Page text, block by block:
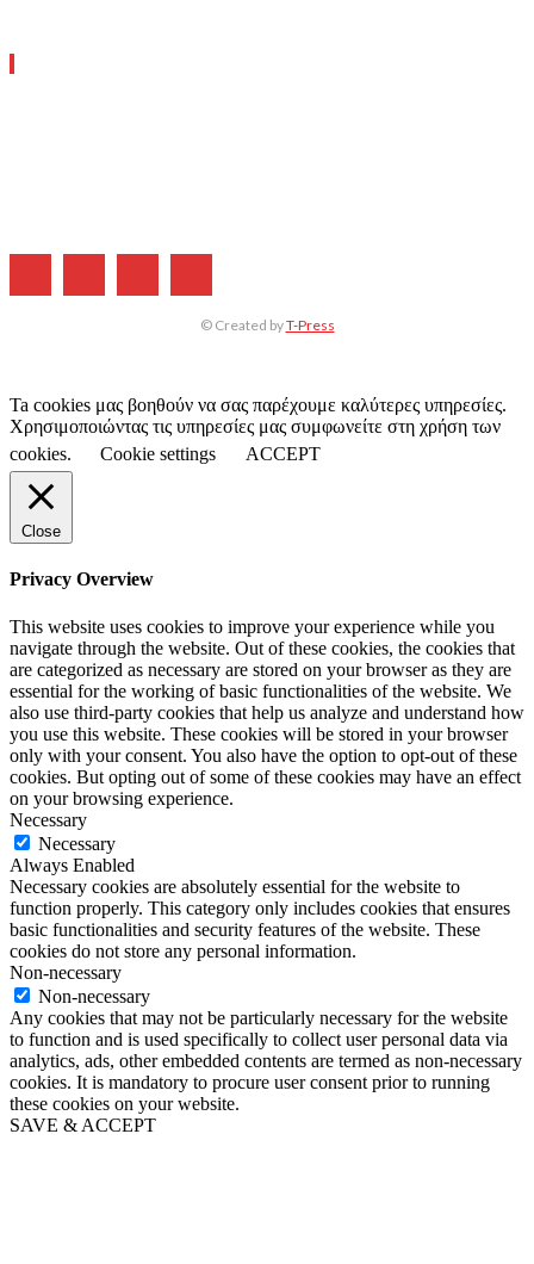
© Created byT-Press
Ta cookies μας βοηθούν να σας παρέχουμε καλύτερες υπηρεσίες.
Χρησιμοποιώντας τις υπηρεσίες μας συμφωνείτε στη χρήση των
cookies.
Cookie settings ACCEPT
Close
Privacy Overview
This website uses cookies to improve your experience while you
navigate through the website. Out of these cookies, the cookies that
are categorized as necessary are stored on your browser as they are
essential for the working of basic functionalities of the website. We
also use third-party cookies that help us analyze and understand how
you use this website. These cookies will be stored in your browser
only with your consent. You also have the option to opt-out of these
cookies. But opting out of some of these cookies may have an effect
on your browsing experience.
Necessary
Necessary
Always Enabled
Necessary cookies are absolutely essential for the website to
function properly. This category only includes cookies that ensures
basic functionalities and security features of the website. These
cookies do not store any personal information.
Non-necessary
Non-necessary
Any cookies that may not be particularly necessary for the website
to function and is used specifically to collect user personal data via
analytics, ads, other embedded contents are termed as non-necessary
cookies. It is mandatory to procure user consent prior to running
these cookies on your website.
SAVE & ACCEPT